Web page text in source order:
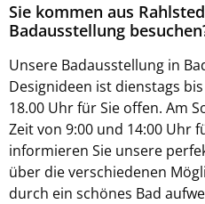
Sie kommen aus
Badausstellung
Unsere Badausstellung in
Designideen ist dienstags
18.00 Uhr für Sie offen. Am
Zeit von 9:00 und 14:00 Uhr
informieren Sie unsere
über die verschiedenen
durch ein schönes Bad